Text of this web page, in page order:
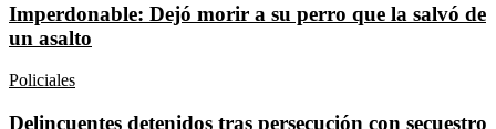
Imperdonable: Dejó morir a su perro que la salvó de
un asalto
Policiales
Delincuentes detenidos tras persecución con secuestro